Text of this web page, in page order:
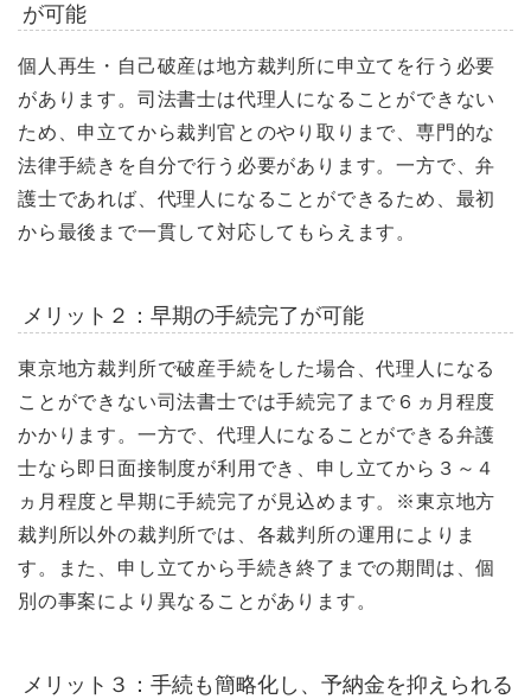
が可能
個人再生・自己破産は地方裁判所に申立てを行う必要
があります。司法書士は代理人になることができない
ため、申立てから裁判官とのやり取りまで、専門的な
法律手続きを自分で行う必要があります。一方で、弁
護士であれば、代理人になることができるため、最初
から最後まで一貫して対応してもらえます。
メリット２：早期の手続完了が可能
東京地方裁判所で破産手続をした場合、代理人になる
ことができない司法書士では手続完了まで６ヵ月程度
かかります。一方で、代理人になることができる弁護
士なら即日面接制度が利用でき、申し立てから３～４
ヵ月程度と早期に手続完了が見込めます。※東京地方
裁判所以外の裁判所では、各裁判所の運用によりま
す。また、申し立てから手続き終了までの期間は、個
別の事案により異なることがあります。
メリット３：手続も簡略化し、予納金を抑えられる